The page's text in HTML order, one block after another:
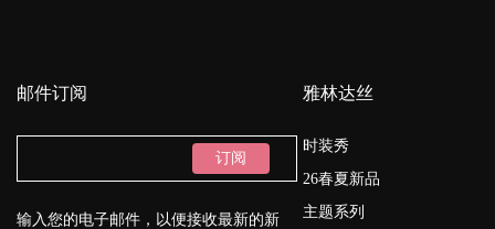
邮件订阅
订阅
输入您的电子邮件，以便接收最新的新
雅林达丝
时装秀
26春夏新品
主题系列